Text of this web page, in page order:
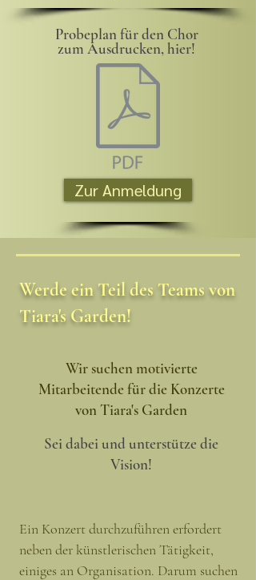
Probeplan für den Chor
zum Ausdrucken, hier!
Zur Anmeldung
Werde ein Teil des Teams von
Tiara's Garden!
Wir suchen motivierte
Mitarbeitende für die Konzerte
von Tiara's Garden
Sei dabei und unterstütze die
Vision!
Ein Konzert durchzuführen erfordert
neben der künstlerischen Tätigkeit,
einiges an Organisation. Darum suchen